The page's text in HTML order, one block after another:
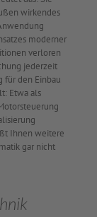
wirkendes
moderner
verloren
jederzeit
für den Einbau
Etwa als
Ihnen weitere
gar nicht